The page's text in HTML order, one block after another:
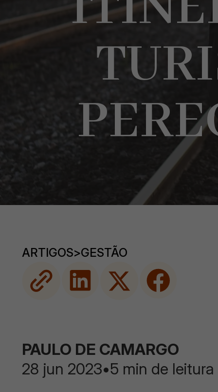
ARTIGOS>GESTÃO
PAULO DE CAMARGO
28 jun 2023•5 min de leitura